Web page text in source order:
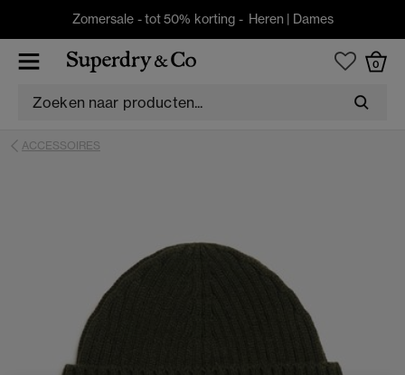
Zomersale - tot 50% korting - Heren | Dames
0
ACCESSOIRES